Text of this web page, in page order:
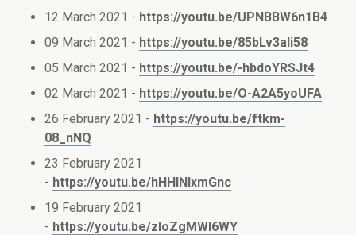
12 March 2021 - https://youtu.be/UPNBBW6n1B4
09 March 2021 - https://youtu.be/85bLv3ali58
05 March 2021 - https://youtu.be/-hbdoYRSJt4
02 March 2021 - https://youtu.be/O-A2A5yoUFA
26 February 2021 - https://youtu.be/ftkm-
08_nNQ
23 February 2021
- https://youtu.be/hHHlNlxmGnc
19 February 2021
- https://youtu.be/zloZgMWl6WY